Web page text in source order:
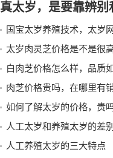
真太岁，是要靠辨别
国宝太岁养殖技术，太岁
太岁肉灵芝价格是不是很高
白肉芝价格怎么样，品质
肉芝价格贵吗，在哪里有
如何了解太岁的价格，贵
人工太岁和养殖太岁的差
人工养殖太岁的三大特点